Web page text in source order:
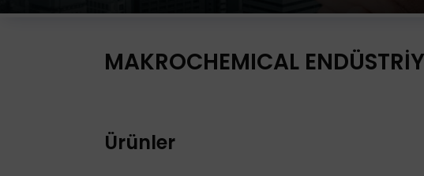
MAKROCHEMICAL
Ürünler